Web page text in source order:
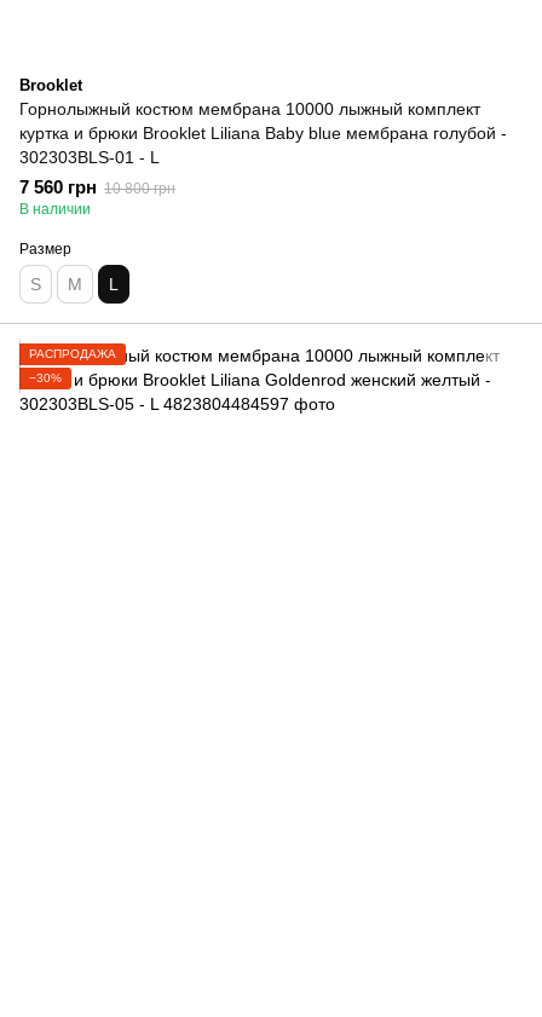
Brooklet
Горнолыжный костюм мембрана 10000 лыжный комплект
куртка и брюки Brooklet Liliana Baby blue мембрана голубой -
302303BLS-01 - L
7 560 грн 10 800 грн
В наличии
Размер
S M L
РАСПРОДАЖА
−30%